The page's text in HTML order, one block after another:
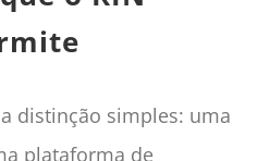
distinção simples: uma
plataforma de